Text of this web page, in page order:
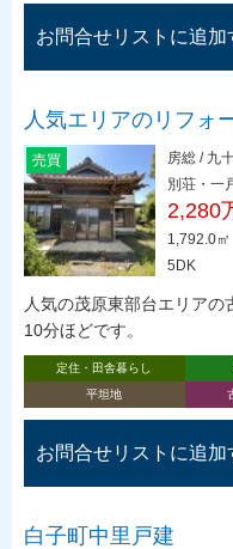
お問合せリストに追加
人気エリアのリフォ
売買
房総 / 九
別荘・一
2,280
1,792.0㎡
5DK
人気の茂原東部台エリア
10分ほどです。
定住・田舎暮らし
平坦地
お問合せリストに追加
白子町中里戸建